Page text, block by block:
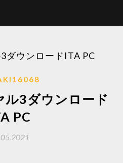
ダウンロードITA PC
3ダウンロード
PC